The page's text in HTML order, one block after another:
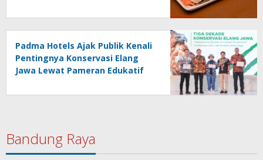
Padma Hotels Ajak Publik Kenali
Pentingnya Konservasi Elang
Jawa Lewat Pameran Edukatif
Bandung Raya